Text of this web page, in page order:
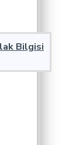
Bilgisi